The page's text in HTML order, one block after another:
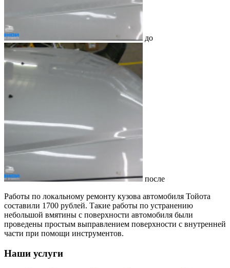
до
после
Работы по локальному ремонту кузова автомобиля Тойота
составили 1700 рублей. Такие работы по устранению
небольшой вмятины с поверхности автомобиля были
проведены простым выправлением поверхности с внутренней
части при помощи инструментов.
Наши услуги